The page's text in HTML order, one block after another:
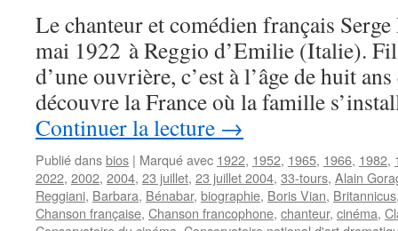
Le chanteur et comédien français
mai 1922 à Reggio d’Emilie (Italie).
d’une ouvrière, c’est à l’âge de huit
découvre la France où la famille
Continuer la lecture →
Publié dansbios | Marqué avec 1922, 1952, 1965, 1966, 1982,
2022, 2002, 2004, 23 juillet, 23 juillet 2004, 33-tours, Alain
Reggiani, Barbara, Bénabar, biographie, Boris Vian, Britannicus
Chanson française, Chanson francophone, chanteur, cinéma,